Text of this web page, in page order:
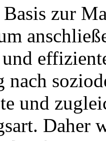
Basis zur
nach
und
Daher